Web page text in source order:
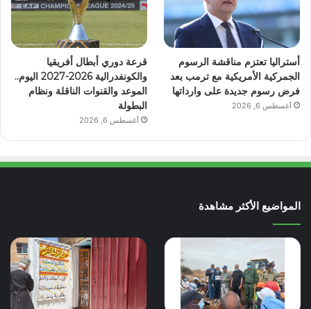
أستراليا تعتزم مناقشة الرسوم
الجمركية الأمريكية مع ترمب بعد
فرض رسوم جديدة على وارداتها
أغسطس 6, 2026
قرعة دوري أبطال أفريقيا
والكونفدرالية 2026-2027 اليوم..
الموعد والقنوات الناقلة ونظام
البطولة
أغسطس 6, 2026
المواضيع الأكثر مشاهدة